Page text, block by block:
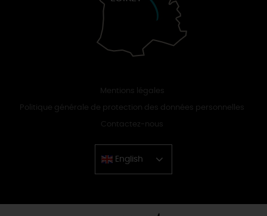
Mentions légales
Politique générale de protection des données personnelles
Contactez-nous
English
Chinese